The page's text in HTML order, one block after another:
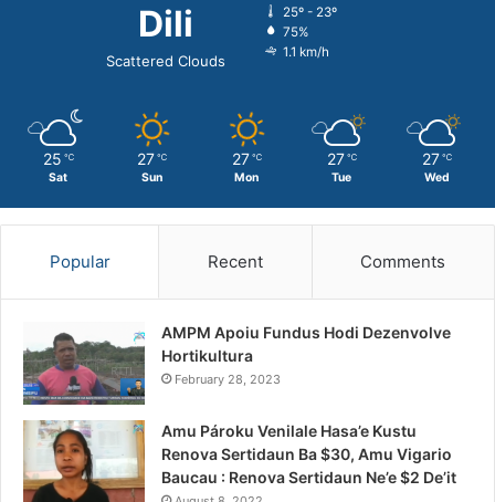
Dili
Scattered Clouds
25º - 23º
75%
1.1 km/h
25 ℃
Sat
27 ℃
Sun
27 ℃
Mon
27 ℃
Tue
27 ℃
Wed
Popular Recent Comments
AMPM Apoiu Fundus Hodi Dezenvolve
Hortikultura
February 28, 2023
Amu Pároku Venilale Hasa’e Kustu
Renova Sertidaun Ba $30, Amu Vigario
Baucau : Renova Sertidaun Ne’e $2 De’it